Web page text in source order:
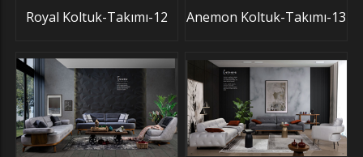
Royal Koltuk-Takımı-12 Anemon Koltuk-Takımı-13